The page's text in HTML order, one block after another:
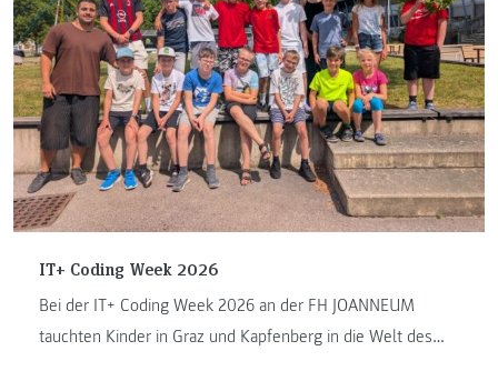
IT+ Coding Week 2026
Bei der IT+ Coding Week 2026 an der FH JOANNEUM
tauchten Kinder in Graz und Kapfenberg in die Welt des